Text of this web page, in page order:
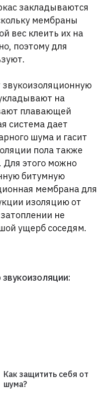
закладываются
мембраны
вес клеить их на
поэтому для
на
плавающей
система дает
шума и гасит
пола также
Для этого можно
битумную
мембрана для
изоляцию от
не
ущерб соседям.
Как защитить себя от
шума?